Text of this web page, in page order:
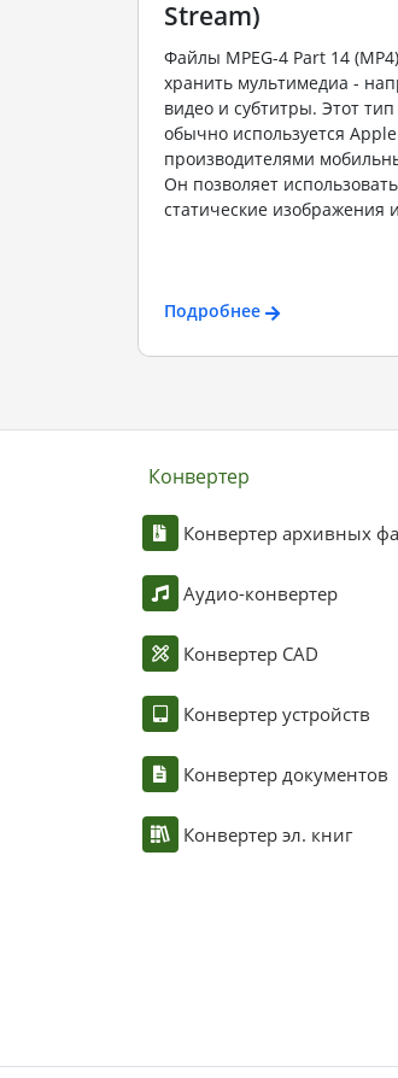
Stream)
Файлы MPEG-4 Part 14
хранить мультимедиа -
видео и субтитры. Этот
обычно используется
производителями
Он позволяет
статические изображения
Подробнее
Конвертер
Конвертер архивных
Аудио-конвертер
Конвертер CAD
Конвертер устройств
Конвертер документов
Конвертер эл. книг